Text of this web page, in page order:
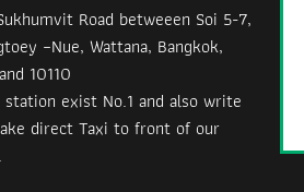
Road betweeen Soi 5-7,
–Nue, Wattana, Bangkok,
10110
station exist No.1 and also write
direct Taxi to front of our